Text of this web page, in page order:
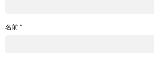
名前*